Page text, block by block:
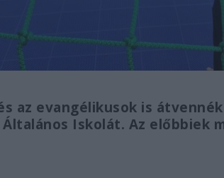
az evangélikusok is
Iskolát. Az előbbiek